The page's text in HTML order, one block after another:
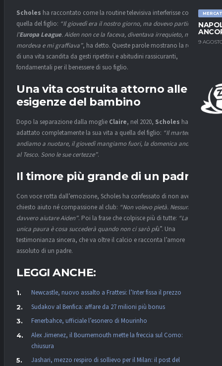
9
Scholes ha raccontato come la routine televisiva interferisse con
quella del figlio: “Il giovedì era il nostro giorno, ma dovevo partire per
l’Europa League. Aiden non ce la faceva, diventava irrequieto, mi
mordeva e mi graffiava”, ha detto. Queste parole mostrano la realtà
di una vita scandita da gesti ripetitivi e abitudini rassicuranti,
fondamentali per il benessere di suo figlio.
Una vita costruita attorno alle
esigenze del bambino
Dopo la separazione dalla moglie Claire, nel 2020, Scholes ha
adattato completamente la sua vita a quella del figlio: “Il martedì
andiamo a nuotare, il giovedì mangiamo fuori, la domenica andiamo
al Tesco. Sono le sue certezze”.
Il timore più grande di un padre
Con voce rotta dall’emozione, Scholes ha confessato di non aver mai
chiesto aiuto né compassione al club: “Non volevo pietà. Nessuno può
davvero aiutare Aiden”. Poi la frase che colpisce più di tutte: “La mia
unica paura è cosa succederà quando non ci sarò più”. Una
testimonianza sincera, che va oltre il calcio e racconta l’amore
assoluto di un padre.
LEGGI ANCHE:
Newcastle, nuovo assalto a Frattesi: l’Inter fissa il prezzo
Sudakov al Benfica: affare da 27 milioni più bonus
Fenerbahce, ufficiale l’esonero di Mourinho
Alex Jimenez, il Bournemouth mette la freccia sul Como:
chiusura
Jashari, mezzo respiro di sollievo per il Milan: il post del